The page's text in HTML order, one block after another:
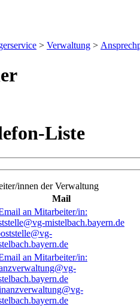
> Verwaltung >
Liste
innen der Verwaltung
Mail